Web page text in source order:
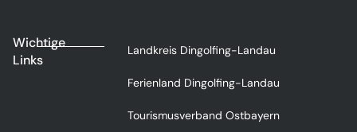
Wichtige
Links
Landkreis Dingolfing-Landau
Ferienland Dingolfing-Landau
Tourismusverband Ostbayern